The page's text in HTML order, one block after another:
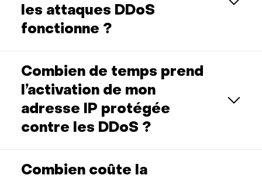
les attaques DDoS
fonctionne ?
Combien de temps prend
l’activation de mon
adresse IP protégée
contre les DDoS ?
Combien coûte la